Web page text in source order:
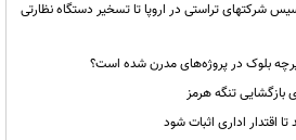
شرکتهای تراستی در اروپا تا تسخیر دستگاه نظارتی
بلوک در پروژه‌های مدرن شده است؟
بازگشایی تنگه هرمز
اقتدار اداری اثبات شود